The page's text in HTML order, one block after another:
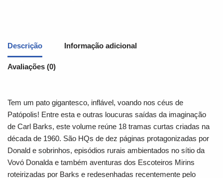
Descrição Informação adicional
Avaliações (0)
Tem um pato gigantesco, inflável, voando nos céus de
Patópolis! Entre esta e outras loucuras saídas da imaginação
de Carl Barks, este volume reúne 18 tramas curtas criadas na
década de 1960. São HQs de dez páginas protagonizadas por
Donald e sobrinhos, episódios rurais ambientados no sítio da
Vovó Donalda e também aventuras dos Escoteiros Mirins
roteirizadas por Barks e redesenhadas recentemente pelo